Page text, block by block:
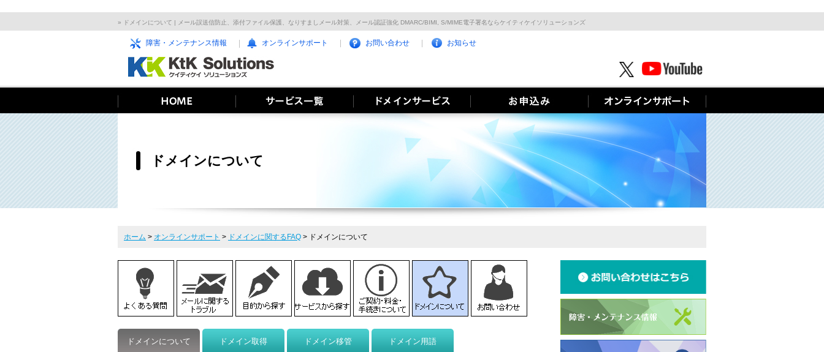
» ドメインについて | メール誤送信防止、添付ファイル保護、なりすましメール対策、メール認証強化 DMARC/BIMI, S/MIME電子署名ならケイティケイソリューションズ
障害・メンテナンス情報 オンラインサポート お問い合わせ お知らせ
ドメインについて
ホーム > オンラインサポート > ドメインに関するFAQ > ドメインについて
ドメインについて ドメイン取得 ドメイン移管 ドメイン用語